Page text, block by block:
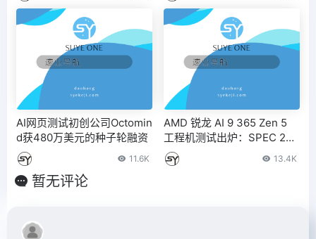
AI网页测试初创公司Octomin
d获480万美元的种子轮融资
11.6K
AMD 锐龙 AI 9 365 Zen 5
工程机测试出炉：SPEC 201
7 整数 IPC 提升约 10%、Ge
ekbench 约 15~17%
13.4K
暂无评论